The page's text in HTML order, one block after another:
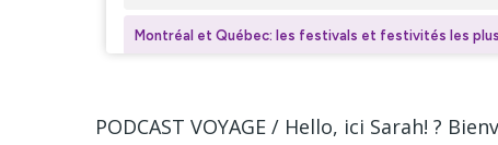
PODCAST VOYAGE / Hello, ici Sarah! ?